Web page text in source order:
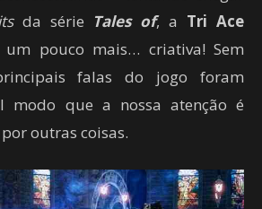
da série Tales of, a Tri Ace
pouco mais… criativa! Sem
falas do jogo foram
modo que a nossa atenção é
outras coisas.